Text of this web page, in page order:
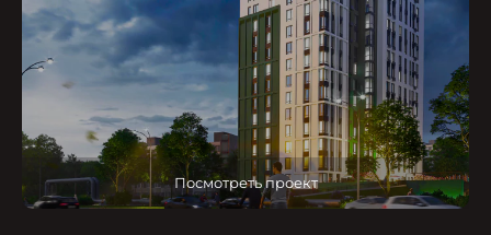
Посмотреть проект